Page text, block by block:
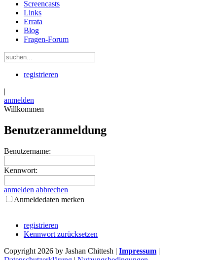
Screencasts
Links
Errata
Blog
Fragen-Forum
registrieren
|
anmelden
Willkommen
Benutzeranmeldung
Benutzername:
Kennwort:
anmelden abbrechen
Anmeldedaten merken
registrieren
Kennwort zurücksetzen
Copyright 2026 by Jashan Chittesh | Impressum |